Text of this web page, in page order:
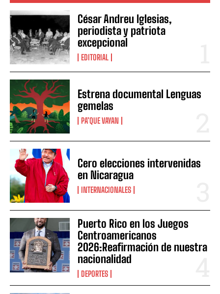
César Andreu Iglesias,
periodista y patriota
excepcional
EDITORIAL
Estrena documental Lenguas
gemelas
PA’QUE VAYAN
Cero elecciones intervenidas
en Nicaragua
INTERNACIONALES
Puerto Rico en los Juegos
Centroamericanos
2026:Reafirmación de nuestra
nacionalidad
DEPORTES